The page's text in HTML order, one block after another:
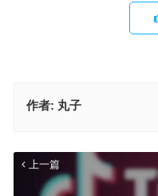
作者: 丸子
上一篇